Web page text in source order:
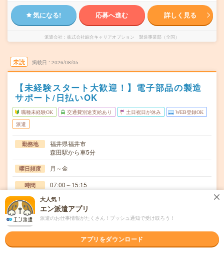
気になる! 応募へ進む 詳しく見る
派遣会社 株式会社綜合キャリアオプション 製造事業部（全国）
未読 掲載日 2026/08/05
【未経験スタート大歓迎！】電子部品の製造
サポート/日払いOK
職種未経験OK 交通費別途支給あり 土日祝日が休み WEB登録OK
派遣
勤務地
福井県福井市
森田駅から車5分
曜日頻度 月～金
時間 07:00～15:15
期間 長期でお仕事できる方、大歓迎！
時給 時給1400円
交通費
交通費規定内支給
大人気！
エン派遣アプリ
派遣のお仕事情報がたくさん！プッシュ通知で受け取ろう！
アプリをダウンロード